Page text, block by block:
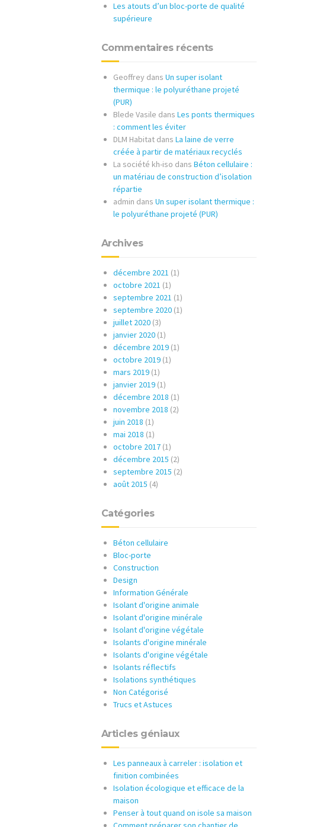
Les atouts d’un bloc-porte de qualité
supérieure
Commentaires récents
Geoffrey dans Un super isolant
thermique : le polyuréthane projeté
(PUR)
Blede Vasile dans Les ponts thermiques
: comment les éviter
DLM Habitatdans La laine de verre
créée à partir de matériaux recyclés
La société kh-iso dans Béton cellulaire :
un matériau de construction d’isolation
répartie
admin dans Un super isolant thermique :
le polyuréthane projeté (PUR)
Archives
décembre 2021 (1)
octobre 2021 (1)
septembre 2021 (1)
septembre 2020(1)
juillet 2020(3)
janvier 2020(1)
décembre 2019(1)
octobre 2019(1)
mars 2019(1)
janvier 2019(1)
décembre 2018 (1)
novembre 2018 (2)
juin 2018 (1)
mai 2018 (1)
octobre 2017(1)
décembre 2015 (2)
septembre 2015 (2)
août 2015 (4)
Catégories
Béton cellulaire
Bloc-porte
Construction
Design
Information Générale
Isolant d'origine animale
Isolant d'origine minérale
Isolant d'origine végétale
Isolants d'origine minérale
Isolants d'origine végétale
Isolants réflectifs
Isolations synthétiques
Non Catégorisé
Trucs et Astuces
Articles géniaux
Les panneaux à carreler : isolation et
finition combinées
Isolation écologique et efficace de la
maison
Penser à tout quand on isole sa maison